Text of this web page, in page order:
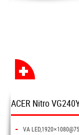
ACER Nitro
- VA